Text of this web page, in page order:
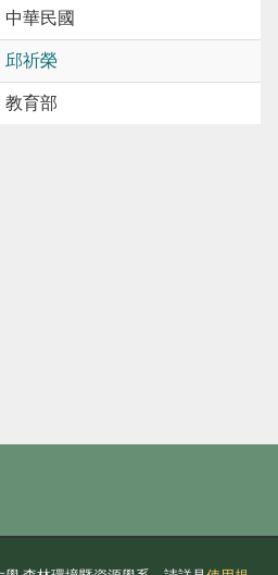
中華民國
邱祈榮
教育部